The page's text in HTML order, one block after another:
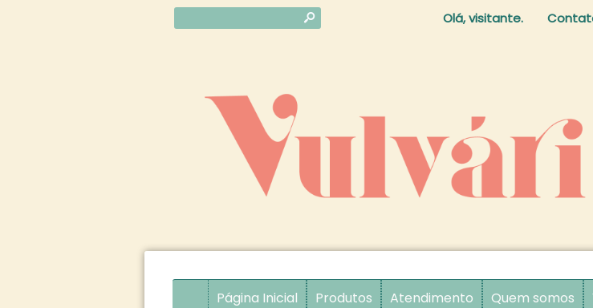
s Olá, visitante.
Página Inicial Produtos Atendimento Quem somos